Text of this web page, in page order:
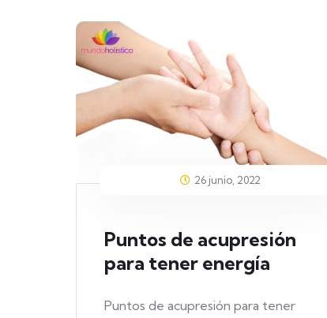
26 junio, 2022
Puntos de acupresión
para tener energía
Puntos de acupresión para tener